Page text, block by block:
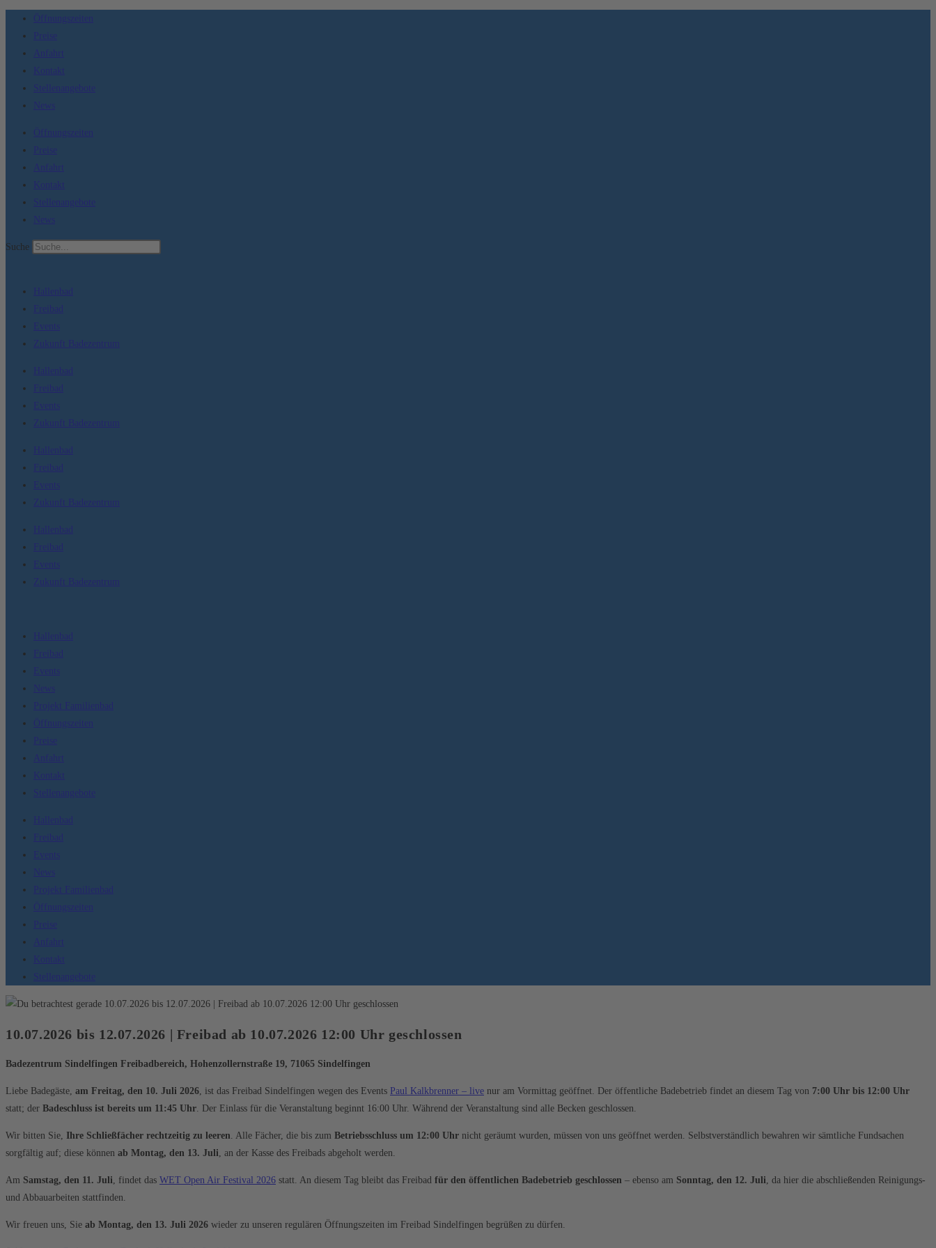
Zum
Inhalt
springen
Öffnungszeiten
Preise
Anfahrt
Kontakt
Stellenangebote
News
Öffnungszeiten
Preise
Anfahrt
Kontakt
Stellenangebote
News
Suche
Hallenbad
Freibad
Events
Zukunft Badezentrum
Hallenbad
Freibad
Events
Zukunft Badezentrum
Hallenbad
Freibad
Events
Zukunft Badezentrum
Hallenbad
Freibad
Events
Zukunft Badezentrum
Hallenbad
Freibad
Events
News
Projekt Familienbad
Öffnungszeiten
Preise
Anfahrt
Kontakt
Stellenangebote
Hallenbad
Freibad
Events
News
Projekt Familienbad
Öffnungszeiten
Preise
Anfahrt
Kontakt
Stellenangebote
10.07.2026 bis 12.07.2026 | Freibad ab 10.07.2026 12:00 Uhr geschlossen
Badezentrum Sindelfingen Freibadbereich, Hohenzollernstraße 19, 71065 Sindelfingen
Liebe Badegäste, am Freitag, den 10. Juli 2026, ist das Freibad Sindelfingen wegen des Events Paul Kalkbrenner – live nur am Vormittag geöffnet. Der öffentliche Badebetrieb findet an diesem Tag von 7:00 Uhr bis 12:00 Uhr
statt; der Badeschluss ist bereits um 11:45 Uhr. Der Einlass für die Veranstaltung beginnt 16:00 Uhr. Während der Veranstaltung sind alle Becken geschlossen.
Wir bitten Sie, Ihre Schließfächer rechtzeitig zu leeren. Alle Fächer, die bis zum Betriebsschluss um 12:00 Uhr nicht geräumt wurden, müssen von uns geöffnet werden. Selbstverständlich bewahren wir sämtliche Fundsachen
sorgfältig auf; diese können ab Montag, den 13. Juli, an der Kasse des Freibads abgeholt werden.
Am Samstag, den 11. Juli, findet das WET Open Air Festival 2026 statt. An diesem Tag bleibt das Freibad für den öffentlichen Badebetrieb geschlossen – ebenso am Sonntag, den 12. Juli, da hier die abschließenden Reinigungs-
und Abbauarbeiten stattfinden.
Wir freuen uns, Sie ab Montag, den 13. Juli 2026 wieder zu unseren regulären Öffnungszeiten im Freibad Sindelfingen begrüßen zu dürfen.